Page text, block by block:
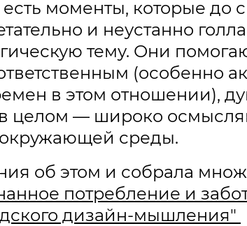
моменты, которые
и неустанно
тему. Они
(особенно
в этом отношении),
целом — широко
среды.
об этом и собрала
потребление и
дизайн-мышления"